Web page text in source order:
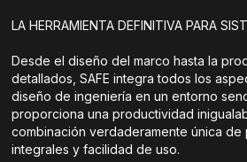
LA HERRAMIENTA DEFINITIVA PARA
Desde el diseño del marco hasta la
detallados, SAFE integra todos los
diseño de ingeniería en un entorno
proporciona una productividad
combinación verdaderamente única
integrales y facilidad de uso.